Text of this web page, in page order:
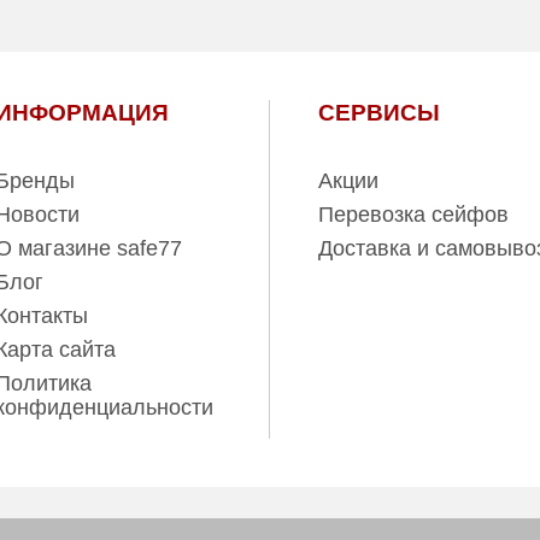
магазине safe77
сайта
СЕРВИСЫ
Акции
Перевозка сейфов
Доставка и